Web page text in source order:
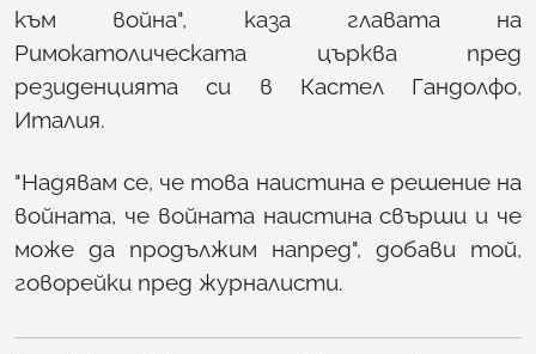
към война", каза главата на
Римокатолическата църква пред
резиденцията си в Кастел Гандолфо,
Италия.
"Надявам се, че това наистина е решение на
войната, че войната наистина свърши и че
може да продължим напред", добави той,
говорейки пред журналисти.